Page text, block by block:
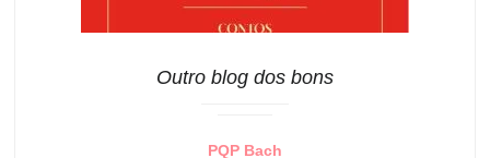
Outro blog dos bons
PQP Bach